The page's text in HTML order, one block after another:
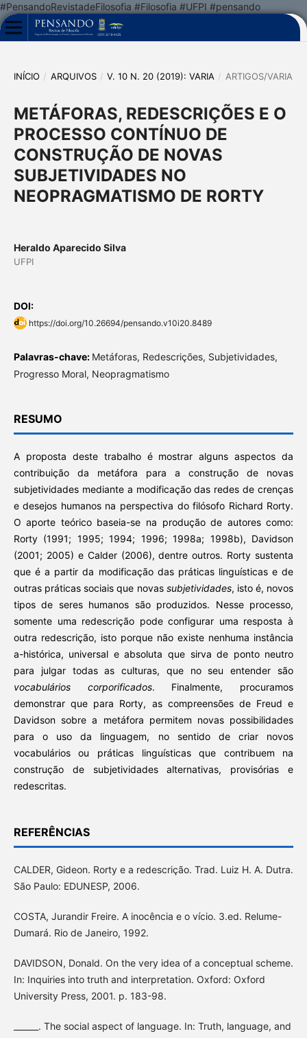
#PensandoRevistadeFilosofia #Filosofia #UFPI #pensando
INÍCIO / ARQUIVOS / V. 10 N. 20 (2019): VARIA / ARTIGOS/VARIA
METÁFORAS, REDESCRIÇÕES E O
PROCESSO CONTÍNUO DE
CONSTRUÇÃO DE NOVAS
SUBJETIVIDADES NO
NEOPRAGMATISMO DE RORTY
Heraldo Aparecido Silva
UFPI
DOI:
https://doi.org/10.26694/pensando.v10i20.8489
Palavras-chave: Metáforas, Redescrições, Subjetividades,
Progresso Moral, Neopragmatismo
RESUMO
A proposta deste trabalho é mostrar alguns aspectos da
contribuição da metáfora para a construção de novas
subjetividades mediante a modificação das redes de crenças
e desejos humanos na perspectiva do filósofo Richard Rorty.
O aporte teórico baseia-se na produção de autores como:
Rorty (1991; 1995; 1994; 1996; 1998a; 1998b), Davidson
(2001; 2005) e Calder (2006), dentre outros. Rorty sustenta
que é a partir da modificação das práticas linguísticas e de
outras práticas sociais que novas subjetividades, isto é, novos
tipos de seres humanos são produzidos. Nesse processo,
somente uma redescrição pode configurar uma resposta à
outra redescrição, isto porque não existe nenhuma instância
a-histórica, universal e absoluta que sirva de ponto neutro
para julgar todas as culturas, que no seu entender são
vocabulários corporificados. Finalmente, procuramos
demonstrar que para Rorty, as compreensões de Freud e
Davidson sobre a metáfora permitem novas possibilidades
para o uso da linguagem, no sentido de criar novos
vocabulários ou práticas linguísticas que contribuem na
construção de subjetividades alternativas, provisórias e
redescritas.
REFERÊNCIAS
CALDER, Gideon. Rorty e a redescrição. Trad. Luiz H. A. Dutra.
São Paulo: EDUNESP, 2006.
COSTA, Jurandir Freire. A inocência e o vício. 3.ed. Relume-
Dumará. Rio de Janeiro, 1992.
DAVIDSON, Donald. On the very idea of a conceptual scheme.
In: Inquiries into truth and interpretation. Oxford: Oxford
University Press, 2001. p. 183-98.
______. The social aspect of language. In: Truth, language, and